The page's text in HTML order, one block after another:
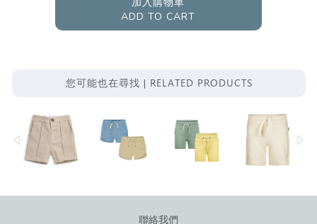
ADD TO CART
您可能也在尋找 | RELATED PRODUCTS
聯絡我們